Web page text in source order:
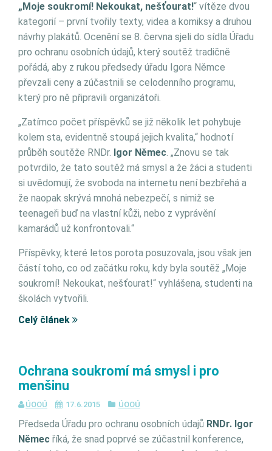
„Moje soukromí! Nekoukat, nešťourat!“ vítěze dvou
kategorií – první tvořily texty, videa a komiksy a druhou
návrhy plakátů. Ocenění se 8. června sjeli do sídla Úřadu
pro ochranu osobních údajů, který soutěž tradičně
pořádá, aby z rukou předsedy úřadu Igora Němce
převzali ceny a zúčastnili se celodenního programu,
který pro ně připravili organizátoři.
„Zatímco počet příspěvků se již několik let pohybuje
kolem sta, evidentně stoupá jejich kvalita,“ hodnotí
průběh soutěže RNDr. Igor Němec. „Znovu se tak
potvrdilo, že tato soutěž má smysl a že žáci a studenti
si uvědomují, že svoboda na internetu není bezbřehá a
že naopak skrývá mnohá nebezpečí, s nimiž se
teenageři buď na vlastní kůži, nebo z vyprávění
kamarádů už konfrontovali.“
Příspěvky, které letos porota posuzovala, jsou však jen
částí toho, co od začátku roku, kdy byla soutěž „Moje
soukromí! Nekoukat, nešťourat!“ vyhlášena, studenti na
školách vytvořili.
Celý článek
Ochrana soukromí má smysl i pro
menšinu
ÚOOÚ 17.6.2015 ÚOOÚ
Předseda Úřadu pro ochranu osobních údajů RNDr. Igor
Němec říká, že snad poprvé se zúčastnil konference,